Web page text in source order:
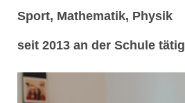
Sport, Mathematik, Physik
seit 2013 an der Schule tätig